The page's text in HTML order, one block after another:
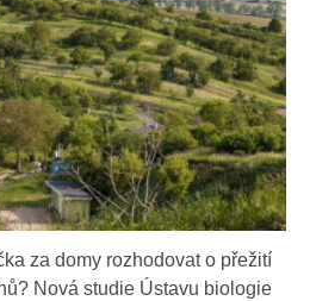
za domy rozhodovat o přežití
Nová studie Ústavu biologie